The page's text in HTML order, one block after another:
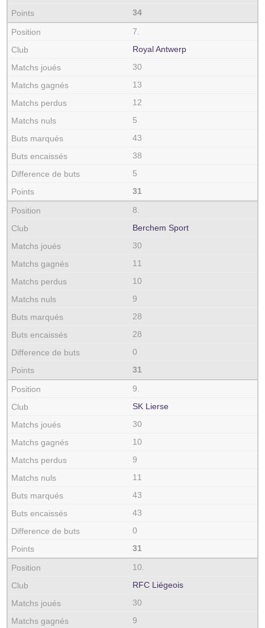
34
7.
Royal Antwerp
30
13
12
5
43
38
5
31
8.
Berchem Sport
30
11
10
9
28
28
0
31
9.
SK Lierse
30
10
9
11
43
43
0
31
10.
RFC Liégeois
30
9